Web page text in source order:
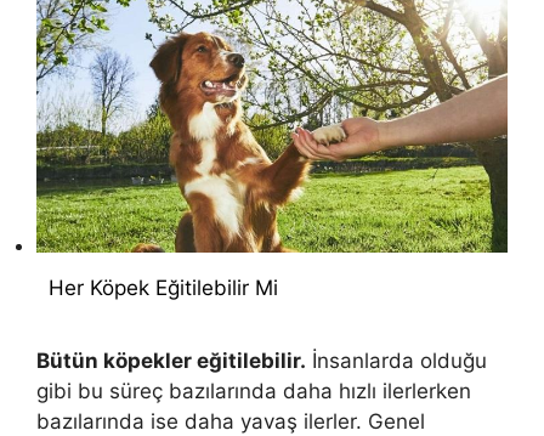
Her Köpek Eğitilebilir Mi
Bütün köpekler eğitilebilir. İnsanlarda olduğu
gibi bu süreç bazılarında daha hızlı ilerlerken
bazılarında ise daha yavaş ilerler. Genel